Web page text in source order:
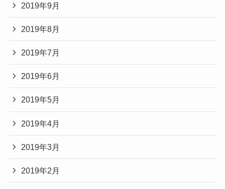
2019年9月
2019年8月
2019年7月
2019年6月
2019年5月
2019年4月
2019年3月
2019年2月